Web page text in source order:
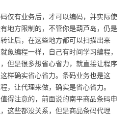
仅有业务后，才可以编码，并实际使
地方限制的，不管你是葫芦岛，仍是
让后，在这些地方都可以扫描出来
象编程一样，自己有时间学习编程，
但是很多想省心省力，就直接让程序
样确实省心省力。条码业务也是这
，让代理来做，确实是省心省力。
得注意的，前面说的南平商品条码申
这些都没关系，但是商品条码代理